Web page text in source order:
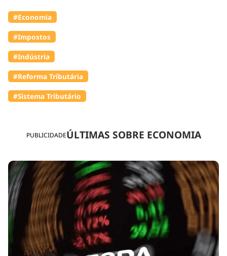
PUBLICIDADEÚLTIMAS SOBRE ECONOMIA
#Economia
#Impostos
#Indústria
#Reforma Tributária
#Sistema Tributário